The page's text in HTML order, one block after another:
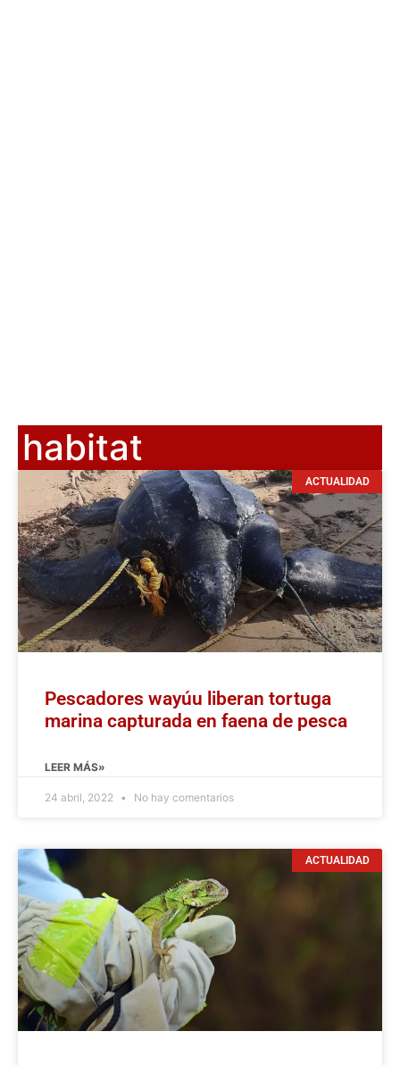
habitat
ACTUALIDAD
Pescadores wayúu liberan tortuga
marina capturada en faena de pesca
LEER MÁS»
24 abril, 2022 No hay comentarios
ACTUALIDAD